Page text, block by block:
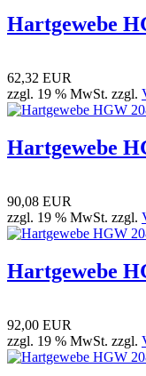
Hartgewebe
62,32 EUR
zzgl. 19 % MwSt. zzgl.
Hartgewebe
90,08 EUR
zzgl. 19 % MwSt. zzgl.
Hartgewebe
92,00 EUR
zzgl. 19 % MwSt. zzgl.